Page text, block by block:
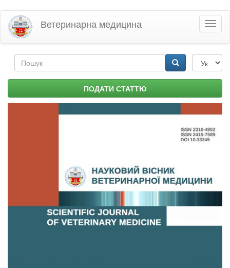
Перейти
основного
матеріалу
Ветеринарна медицина
Пошукова
форма ПОДАТИ СТАТТЮ